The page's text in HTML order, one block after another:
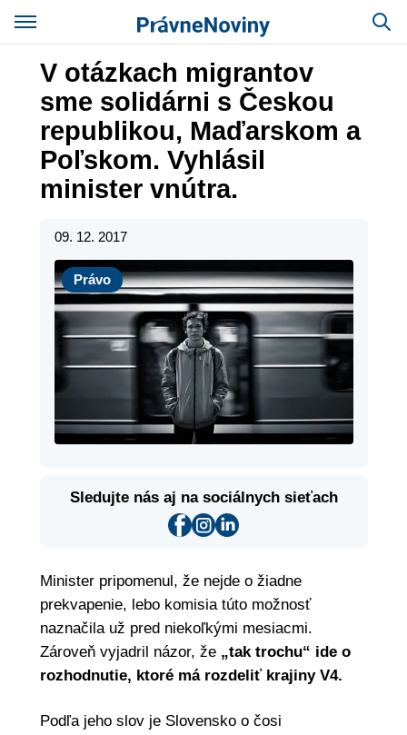
V otázkach migrantov
sme solidárni s Českou
republikou, Maďarskom a
Poľskom. Vyhlásil
minister vnútra.
09. 12. 2017
Právo
Právo
Sledujte nás aj na sociálnych sieťach
Minister pripomenul, že nejde o žiadne
prekvapenie, lebo komisia túto možnosť
naznačila už pred niekoľkými mesiacmi.
Zároveň vyjadril názor, že „tak trochu“ ide o
rozhodnutie, ktoré má rozdeliť krajiny V4.
Podľa jeho slov je Slovensko o čosi